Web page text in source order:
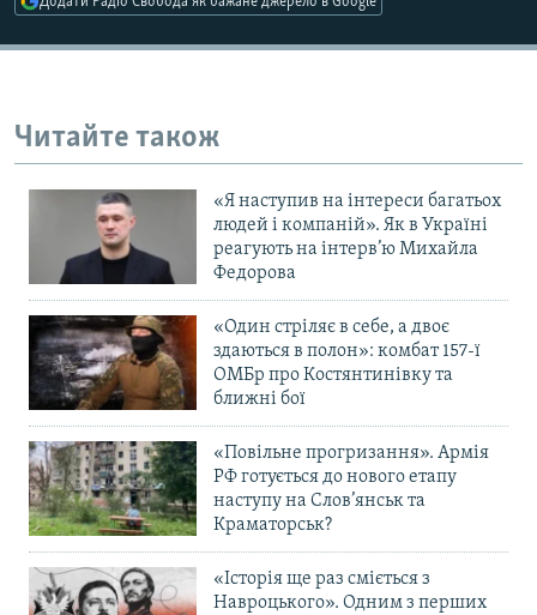
Усі сайти RFE/RL
Читайте також
«Я наступив на інтереси багатьох
людей і компаній». Як в Україні
реагують на інтерв’ю Михайла
Федорова
«Один стріляє в себе, а двоє
здаються в полон»: комбат 157-ї
ОМБр про Костянтинівку та
ближні бої
«Повільне прогризання». Армія
РФ готується до нового етапу
наступу на Слов’янськ та
Краматорськ?
«Історія ще раз сміється з
Навроцького». Одним з перших